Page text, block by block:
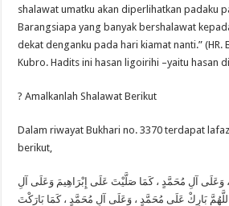
shalawat umatku akan diperlihatkan padaku
Barangsiapa yang banyak bershalawat
dekat denganku pada hari kiamat nanti.” (HR.
Kubro. Hadits ini hasan ligoirihi –yaitu hasan
? Amalkanlah Shalawat Berikut
Dalam riwayat Bukhari no. 3370 terdapat
berikut,
وَعَلَى آلِ مُحَمَّدٍ ، كَمَا صَلَّيْتَ عَلَى إِبْرَاهِيمَ وَعَلَى آلِ
اللَّهُمَّ بَارِكْ عَلَى مُحَمَّدٍ ، وَعَلَى آلِ مُحَمَّدٍ ، كَمَا بَارَكْتَ